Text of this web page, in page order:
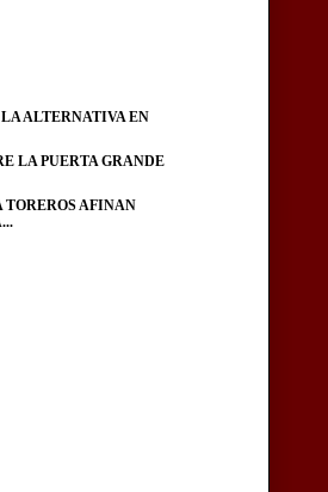
ALTERNATIVA EN
LA PUERTA GRANDE
AFINAN